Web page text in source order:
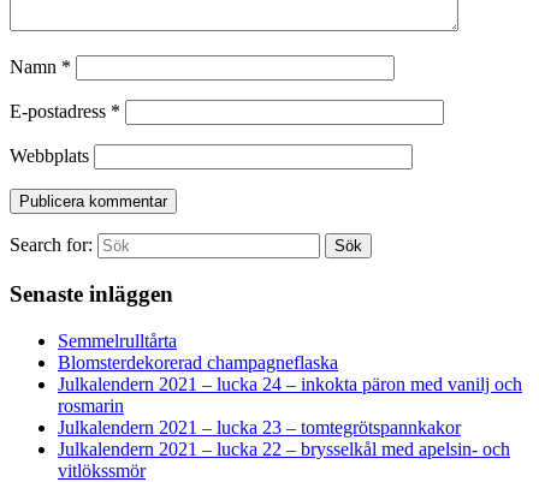
Namn *
E-postadress *
Webbplats
Search for: Sök
Senaste inläggen
Semmelrulltårta
Blomsterdekorerad champagneflaska
Julkalendern 2021 – lucka 24 – inkokta päron med vanilj och
rosmarin
Julkalendern 2021 – lucka 23 – tomtegrötspannkakor
Julkalendern 2021 – lucka 22 – brysselkål med apelsin- och
vitlökssmör